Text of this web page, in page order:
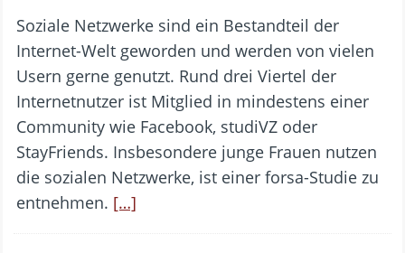
Soziale Netzwerke sind ein Bestandteil der
Internet-Welt geworden und werden von vielen
Usern gerne genutzt. Rund drei Viertel der
Internetnutzer ist Mitglied in mindestens einer
Community wie Facebook, studiVZ oder
StayFriends. Insbesondere junge Frauen nutzen
die sozialen Netzwerke, ist einer forsa-Studie zu
entnehmen. […]